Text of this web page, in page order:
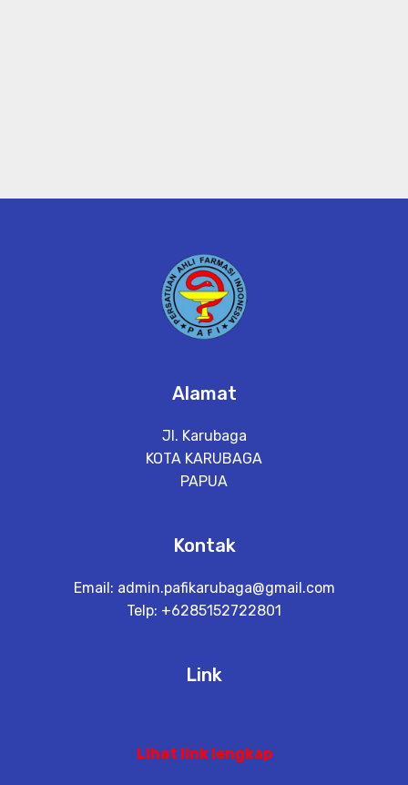
Alamat
Jl. Karubaga
KOTA KARUBAGA
PAPUA
Kontak
Email: admin.pafikarubaga@gmail.com
Telp: +6285152722801
Link
Lihat link lengkap